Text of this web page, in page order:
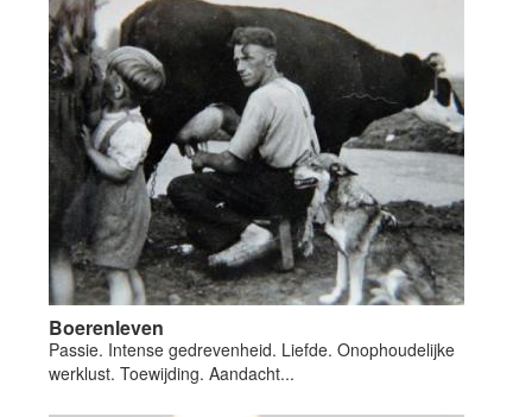
Boerenleven
Passie. Intense gedrevenheid. Liefde. Onophoudelijke
werklust. Toewijding. Aandacht...